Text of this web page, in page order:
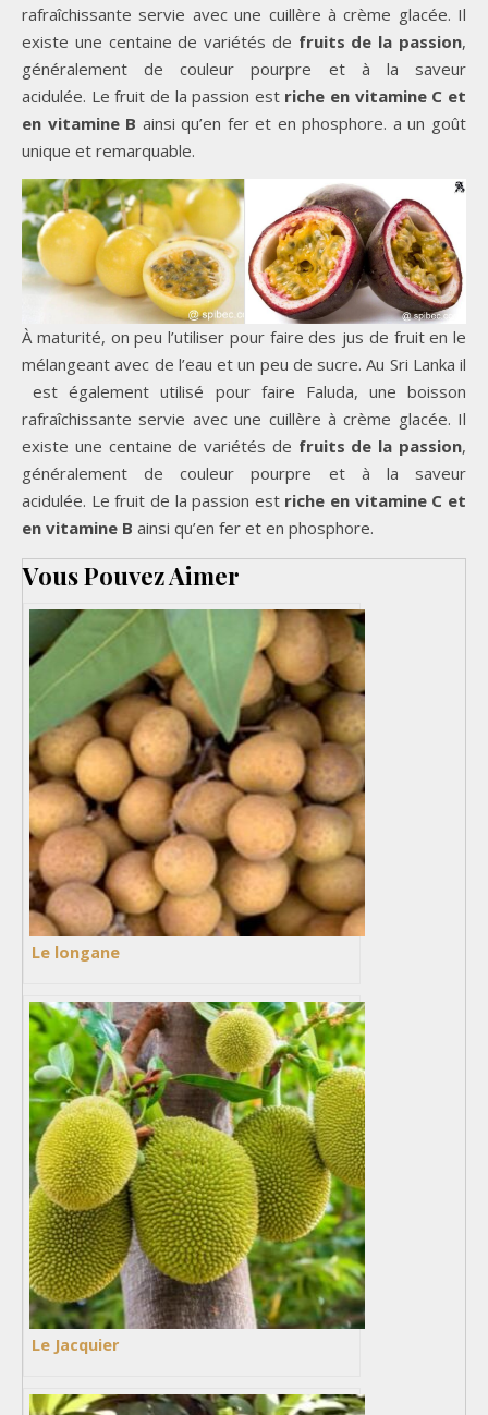
rafraîchissante servie avec une cuillère à crème glacée. Il
existe une centaine de variétés de fruits de la passion,
généralement de couleur pourpre et à la saveur
acidulée. Le fruit de la passion est riche en vitamine C et
en vitamine B ainsi qu’en fer et en phosphore. a un goût
unique et remarquable.
À maturité, on peu l’utiliser pour faire des jus de fruit en le
mélangeant avec de l’eau et un peu de sucre. Au Sri Lanka il
est également utilisé pour faire Faluda, une boisson
rafraîchissante servie avec une cuillère à crème glacée. Il
existe une centaine de variétés de fruits de la passion,
généralement de couleur pourpre et à la saveur
acidulée. Le fruit de la passion est riche en vitamine C et
en vitamine B ainsi qu’en fer et en phosphore.
Vous Pouvez Aimer
Le longane
Le Jacquier